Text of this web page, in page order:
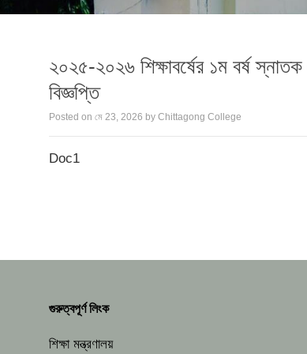
২০২৫-২০২৬ শিক্ষাবর্ষের ১ম বর্ষ
বিজ্ঞপ্তি
Posted on মে 23, 2026 by Chittagong College
Doc1
গুরুত্বপূর্ণ লিংক
শিক্ষা মন্ত্রণালয়